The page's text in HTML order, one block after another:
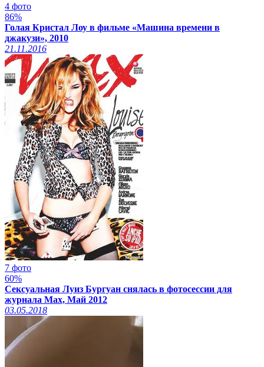
4 фото
86%
Голая Кристал Лоу в фильме «Машина времени в
джакузи», 2010
21.11.2016
7 фото
60%
Сексуальная Луиз Бургуан снялась в фотосессии для
журнала Max, Май 2012
03.05.2018